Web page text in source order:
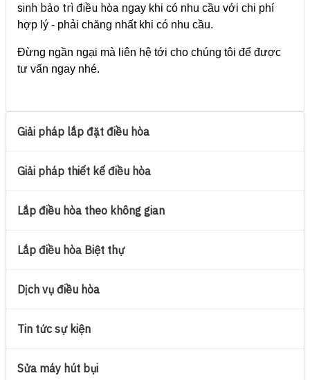
sinh bảo trì điều hòa ngay khi có nhu cầu với chi phí
hợp lý - phải chăng nhất khi có nhu cầu.
Đừng ngần ngại mà liên hệ tới cho chúng tôi để được
tư vấn ngay nhé.
Giải pháp lắp đặt điều hòa
Giải pháp thiết kế điều hòa
Lắp điều hòa theo không gian
Lắp điều hòa Biệt thự
Dịch vụ điều hòa
Tin tức sự kiện
Sửa máy hút bụi